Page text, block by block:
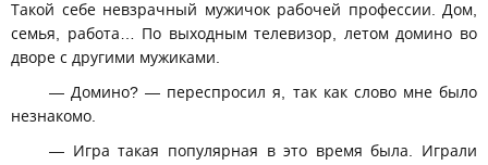
Такой себе невзрачный мужичок рабочей профессии. Дом,
семья, работа… По выходным телевизор, летом домино во
дворе с другими мужиками.
— Домино? — переспросил я, так как слово мне было
незнакомо.
— Игра такая популярная в это время была. Играли